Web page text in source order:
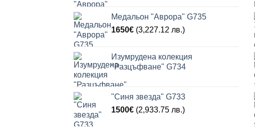
Медальон "Аврора" G735
1650€ (3,227.12 лв.)
Изумрудена колекция
"Разцъфване" G734
"Синя звезда" G733
1500€ (2,933.75 лв.)